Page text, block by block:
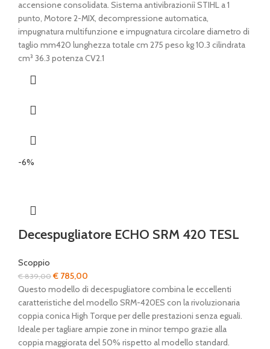
era:
€ 635,00.
è:
€ 539,00.
accensione consolidata. Sistema antivibrazioniì STIHL a 1
punto, Motore 2-MIX, decompressione automatica,
impugnatura multifunzione e impugnatura circolare diametro di
taglio mm420 lunghezza totale cm 275 peso kg 10.3 cilindrata
cm³ 36.3 potenza CV2.1
-6%
Decespugliatore ECHO SRM 420 TESL
Scoppio
€839,00Il
prezzo
originale
era:
€ 839,00.
€ 785,00
prezzo
attuale
è:
€ 785,00.
Questo modello di decespugliatore combina le eccellenti
caratteristiche del modello SRM-420ES con la rivoluzionaria
coppia conica High Torque per delle prestazioni senza eguali.
Ideale per tagliare ampie zone in minor tempo grazie alla
coppia maggiorata del 50% rispetto al modello standard.